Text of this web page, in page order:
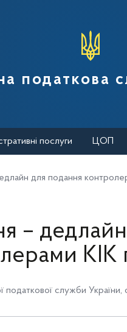
податкова
послуги ЦОП
для подання
–
КІК
служби України,